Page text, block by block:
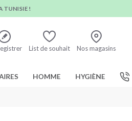
TUNISIE !
List de souhait Nos magasins
HOMME HYGIÈNE